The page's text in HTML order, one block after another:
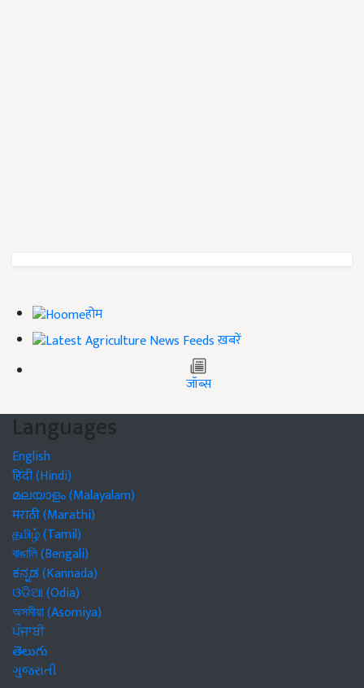
होम
ख़बरें
जॉब्स
Languages
English
हिंदी (Hindi)
മലയാളം (Malayalam)
मराठी (Marathi)
தமிழ் (Tamil)
বাঙালি (Bengali)
ಕನ್ನಡ (Kannada)
ଓଡିଆ (Odia)
অসমীয়া (Asomiya)
ਪੰਜਾਬੀ
తెలుగు
ગુજરાતી